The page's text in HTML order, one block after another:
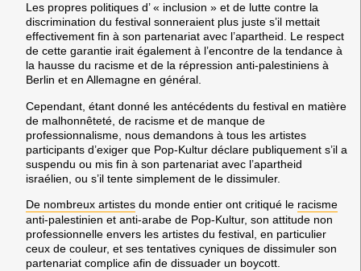
Les propres politiques d’ « inclusion » et de lutte contre la
discrimination du festival sonneraient plus juste s’il mettait
effectivement fin à son partenariat avec l’apartheid. Le respect
de cette garantie irait également à l’encontre de la tendance à
la hausse du racisme et de la répression anti-palestiniens à
Berlin et en Allemagne en général.
Cependant, étant donné les antécédents du festival en matière
de malhonnêteté, de racisme et de manque de
professionnalisme, nous demandons à tous les artistes
participants d’exiger que Pop-Kultur déclare publiquement s’il a
suspendu ou mis fin à son partenariat avec l’apartheid
israélien, ou s’il tente simplement de le dissimuler.
De nombreux artistes du monde entier ont critiqué le racisme
anti-palestinien et anti-arabe de Pop-Kultur, son attitude non
professionnelle envers les artistes du festival, en particulier
ceux de couleur, et ses tentatives cyniques de dissimuler son
partenariat complice afin de dissuader un boycott.